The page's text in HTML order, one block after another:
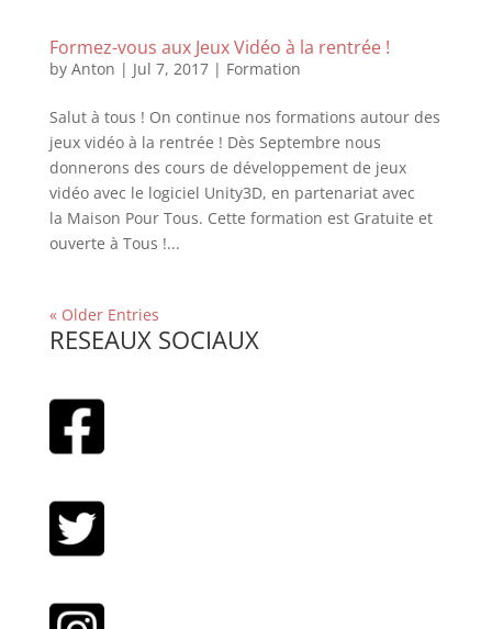
Formez-vous aux Jeux Vidéo à la rentrée !
by Anton | Jul 7, 2017| Formation
Salut à tous ! On continue nos formations autour des
jeux vidéo à la rentrée ! Dès Septembre nous
donnerons des cours de développement de jeux
vidéo avec le logiciel Unity3D, en partenariat avec
la Maison Pour Tous. Cette formation est Gratuite et
ouverte à Tous !...
« Older Entries
RESEAUX SOCIAUX